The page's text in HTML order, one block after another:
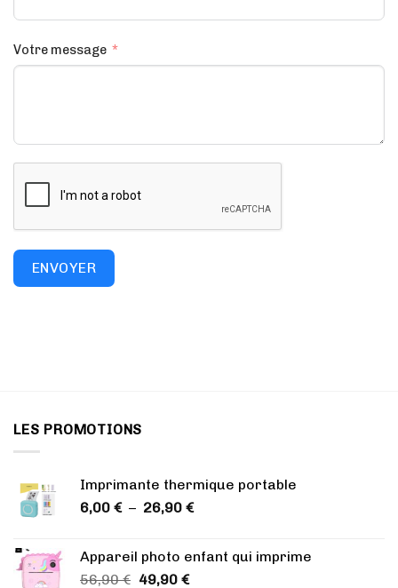
Votre message
ENVOYER
LES PROMOTIONS
Imprimante thermique portable
6,00 € – 26,90 €Plage
6,00 €
Appareil photo enfant qui imprime
56,90€ Le
49,90 €Le